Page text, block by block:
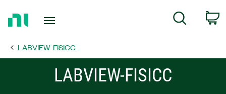
Page
Search
LABVIEW-FISICC
LABVIEW-FISICC